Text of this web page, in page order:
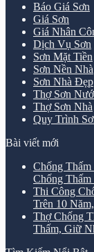
Báo Giá Sơn
Giá Sơn
Giá Nhân
Dịch Vụ Sơn
Sơn Mặt Tiền
Sơn Nền Nhà
Sơn Nhà Đẹp
Thợ Sơn
Thợ Sơn Nhà
Quy Trình
Bài viết mới
Chống
Chống
Thi Công
Trên 10
Thợ Chống
Thấm, Giữ